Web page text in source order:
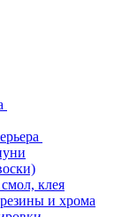
клея
и хрома